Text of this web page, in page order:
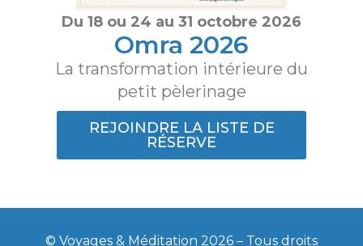
Du 18 ou 24 au 31 octobre 2026
Omra 2026
La transformation intérieure du
petit pèlerinage
REJOINDRE LA LISTE DE
RÉSERVE
© Voyages & Méditation 2026 – Tous droits